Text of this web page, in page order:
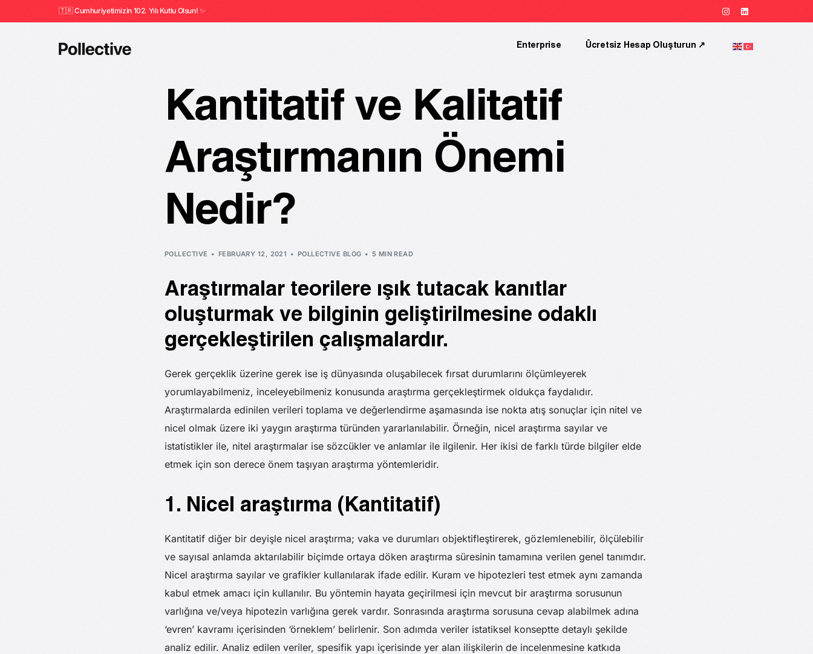
🇹🇷 Cumhuriyetimizin 102. Yılı Kutlu Olsun! ✨
Enterprise Ücretsiz Hesap Oluşturun ↗︎
Kantitatif ve Kalitatif
Araştırmanın Önemi
Nedir?
POLLECTIVE FEBRUARY 12, 2021 POLLECTIVE BLOG 5 MIN READ
Araştırmalar teorilere ışık tutacak kanıtlar
oluşturmak ve bilginin geliştirilmesine odaklı
gerçekleştirilen çalışmalardır.
Gerek gerçeklik üzerine gerek ise iş dünyasında oluşabilecek fırsat durumlarını ölçümleyerek
yorumlayabilmeniz, inceleyebilmeniz konusunda araştırma gerçekleştirmek oldukça faydalıdır.
Araştırmalarda edinilen verileri toplama ve değerlendirme aşamasında ise nokta atış sonuçlar için nitel ve
nicel olmak üzere iki yaygın araştırma türünden yararlanılabilir. Örneğin, nicel araştırma sayılar ve
istatistikler ile, nitel araştırmalar ise sözcükler ve anlamlar ile ilgilenir. Her ikisi de farklı türde bilgiler elde
etmek için son derece önem taşıyan araştırma yöntemleridir.
1. Nicel araştırma (Kantitatif)
Kantitatif diğer bir deyişle nicel araştırma; vaka ve durumları objektifleştirerek, gözlemlenebilir, ölçülebilir
ve sayısal anlamda aktarılabilir biçimde ortaya döken araştırma süresinin tamamına verilen genel tanımdır.
Nicel araştırma sayılar ve grafikler kullanılarak ifade edilir. Kuram ve hipotezleri test etmek aynı zamanda
kabul etmek amacı için kullanılır. Bu yöntemin hayata geçirilmesi için mevcut bir araştırma sorusunun
varlığına ve/veya hipotezin varlığına gerek vardır. Sonrasında araştırma sorusuna cevap alabilmek adına
‘evren’ kavramı içerisinden ‘örneklem’ belirlenir. Son adımda veriler istatiksel konseptte detaylı şekilde
analiz edilir. Analiz edilen veriler, spesifik yapı içerisinde yer alan ilişkilerin de incelenmesine katkıda